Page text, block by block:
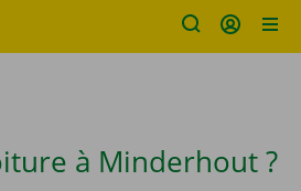
à Minderhout ?